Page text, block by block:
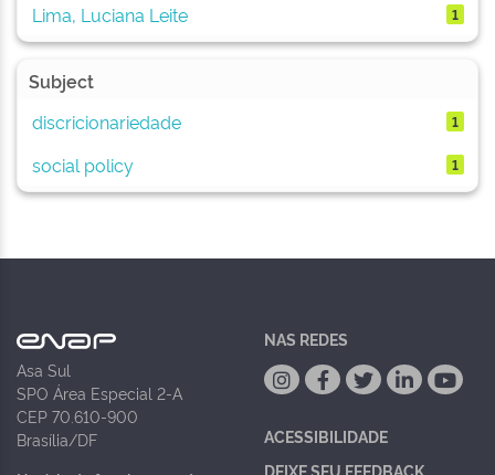
Lima, Luciana Leite 1
Subject
discricionariedade
1
social policy 1
Asa Sul
SPO Área Especial 2-A
CEP 70.610-900
Brasília/DF
NAS REDES
ACESSIBILIDADE
DEIXE SEU FEEDBACK